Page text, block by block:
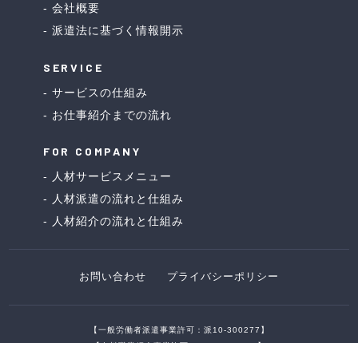
会社概要
派遣法に基づく情報開示
SERVICE
サービスの仕組み
お仕事紹介までの流れ
FOR COMPANY
人材サービスメニュー
人材派遣の流れと仕組み
人材紹介の流れと仕組み
お問い合わせ プライバシーポリシー
【一般労働者派遣事業許可：派10-300277】